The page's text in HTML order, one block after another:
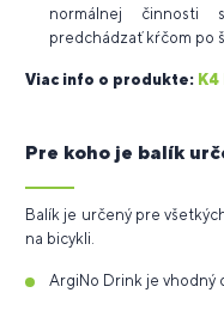
normálnej činnosti
predchádzať kŕčom po
Viac info o produkte: K4
Pre koho je balík
Balík je určený pre
na bicykli.
ArgiNo Drink je vhodný